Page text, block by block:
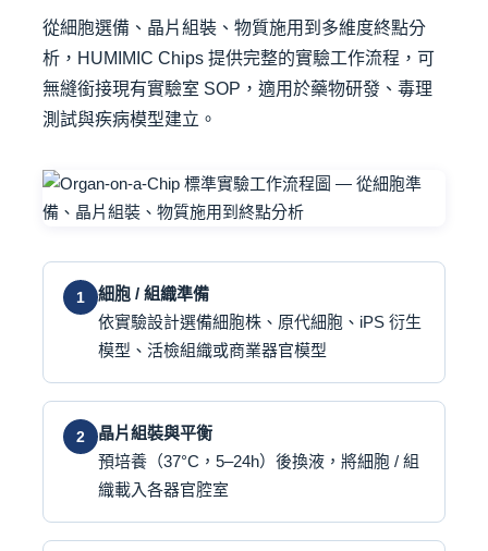
從細胞選備、晶片組裝、物質施用到多維度終點分
析，HUMIMIC Chips 提供完整的實驗工作流程，可
無縫銜接現有實驗室 SOP，適用於藥物研發、毒理
測試與疾病模型建立。
1
細胞 / 組織準備
依實驗設計選備細胞株、原代細胞、iPS 衍生
模型、活檢組織或商業器官模型
2
晶片組裝與平衡
預培養（37°C，5–24h）後換液，將細胞 / 組
織載入各器官腔室